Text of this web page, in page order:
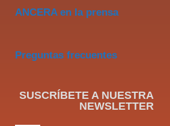
ANCERA en la prensa
Preguntas frecuentes
SUSCRÍBETE A NUESTRA
NEWSLETTER